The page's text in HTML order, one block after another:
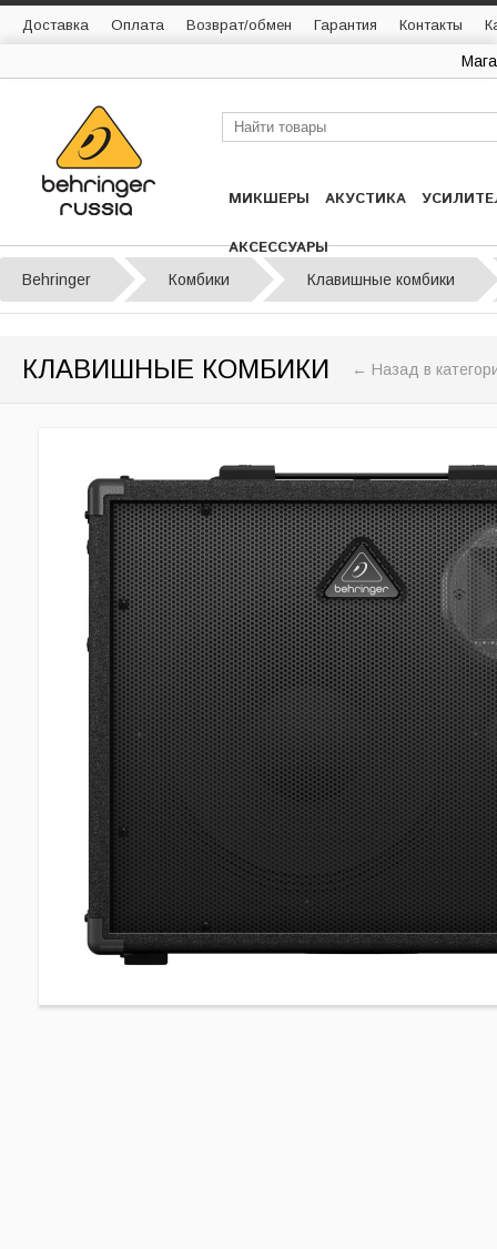
Доставка Оплата Возврат/обмен Гарантия Контакты
МИКШЕРЫ АКУСТИКА
АКСЕССУАРЫ
Behringer Комбики Клавишные комбики
КЛАВИШНЫЕ КОМБИКИ ← Назад в